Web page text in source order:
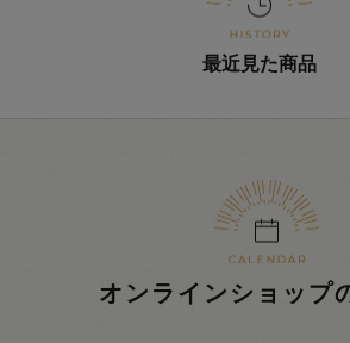
最近見た商品
オンラインショップ